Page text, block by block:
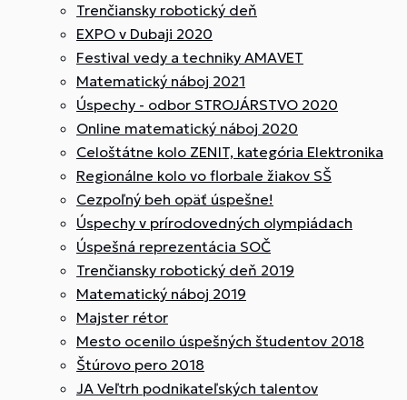
Trenčiansky robotický deň
EXPO v Dubaji 2020
Festival vedy a techniky AMAVET
Matematický náboj 2021
Úspechy - odbor STROJÁRSTVO 2020
Online matematický náboj 2020
Celoštátne kolo ZENIT, kategória Elektronika
Regionálne kolo vo florbale žiakov SŠ
Cezpoľný beh opäť úspešne!
Úspechy v prírodovedných olympiádach
Úspešná reprezentácia SOČ
Trenčiansky robotický deň 2019
Matematický náboj 2019
Majster rétor
Mesto ocenilo úspešných študentov 2018
Štúrovo pero 2018
JA Veľtrh podnikateľských talentov